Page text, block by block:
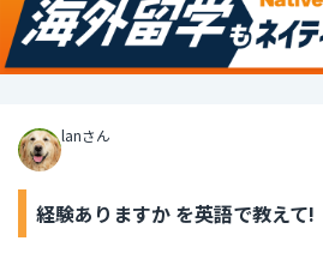
lanさん
経験ありますか を英語で教えて!